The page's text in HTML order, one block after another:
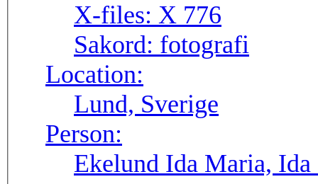
X-files: X 776
Sakord: fotografi
Location:
Lund, Sverige
Person:
Ekelund Ida Maria, Ida